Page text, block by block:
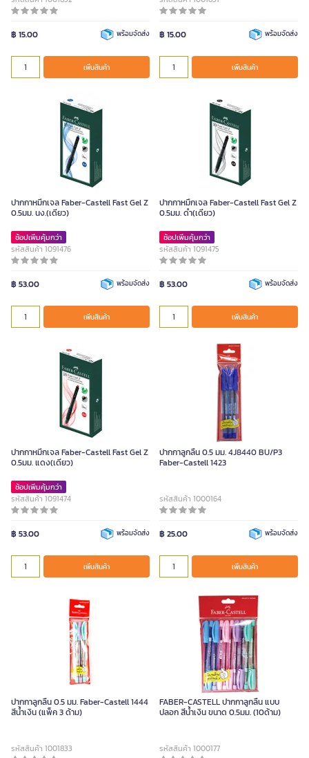
฿ 15.00 พร้อมจัดส่ง
เพิ่มสินค้า
฿ 15.00 พร้อมจัดส่ง
เพิ่มสินค้า
ปากกาหมึกเจล Faber-Castell Fast Gel Z
0.5มม. นง.(เดียว)
ช้อปเพิ่มคุ้มกว่า
รหัสสินค้า 1091476
฿ 53.00 พร้อมจัดส่ง
เพิ่มสินค้า
ปากกาหมึกเจล Faber-Castell Fast Gel Z
0.5มม. ดำ(เดียว)
ช้อปเพิ่มคุ้มกว่า
รหัสสินค้า 1091475
฿ 53.00 พร้อมจัดส่ง
เพิ่มสินค้า
ปากกาหมึกเจล Faber-Castell Fast Gel Z
0.5มม. แดง(เดียว)
ช้อปเพิ่มคุ้มกว่า
รหัสสินค้า 1091474
฿ 53.00 พร้อมจัดส่ง
เพิ่มสินค้า
ปากกาลูกลื่น 0.5 มม. 4J8440 BU/P3
Faber-Castell 1423
รหัสสินค้า 1000164
฿ 25.00 พร้อมจัดส่ง
เพิ่มสินค้า
ปากกาลูกลื่น 0.5 มม. Faber-Castell 1444
สีน้ำเงิน (แพ็ค 3 ด้าม)
รหัสสินค้า 1001833
FABER-CASTELL ปากกาลูกลื่น แบบ
ปลอก สีน้ำเงิน ขนาด 0.5มม. (10ด้าม)
รหัสสินค้า 1000177